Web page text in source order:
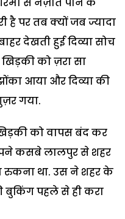
है पर तब क्यों जब ज्यादा
देखती हुई दिव्या सोच
को ज़रा सा
आया और दिव्या की
गया.
को वापस बंद कर
कसबे लालपुर से शहर
रुकना था. उस ने शहर के
पहले से ही करा